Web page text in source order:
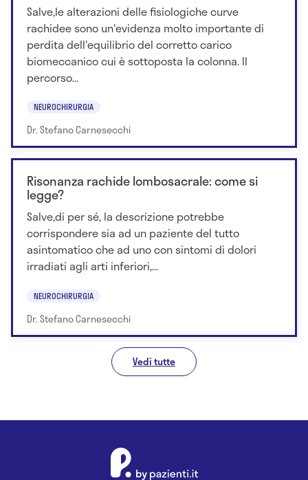
Salve,le alterazioni delle fisiologiche curve
rachidee sono un'evidenza molto importante di
perdita dell'equilibrio del corretto carico
biomeccanico cui è sottoposta la colonna. Il
percorso...
NEUROCHIRURGIA
Dr. Stefano Carnesecchi
Risonanza rachide lombosacrale: come si
legge?
Salve,di per sé, la descrizione potrebbe
corrispondere sia ad un paziente del tutto
asintomatico che ad uno con sintomi di dolori
irradiati agli arti inferiori,...
NEUROCHIRURGIA
Dr. Stefano Carnesecchi
Vedi tutte